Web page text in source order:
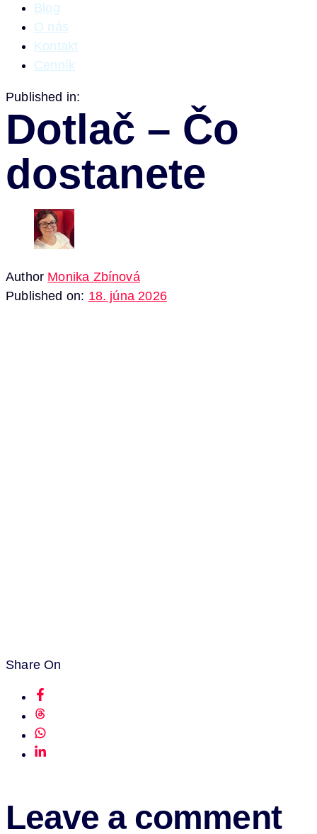
Blog
O nás
Kontakt
Cenník
Published in:
Dotlač – Čo
dostanete
Author Monika Zbínová
Published on: 18. júna 2026
Share On
Leave a comment